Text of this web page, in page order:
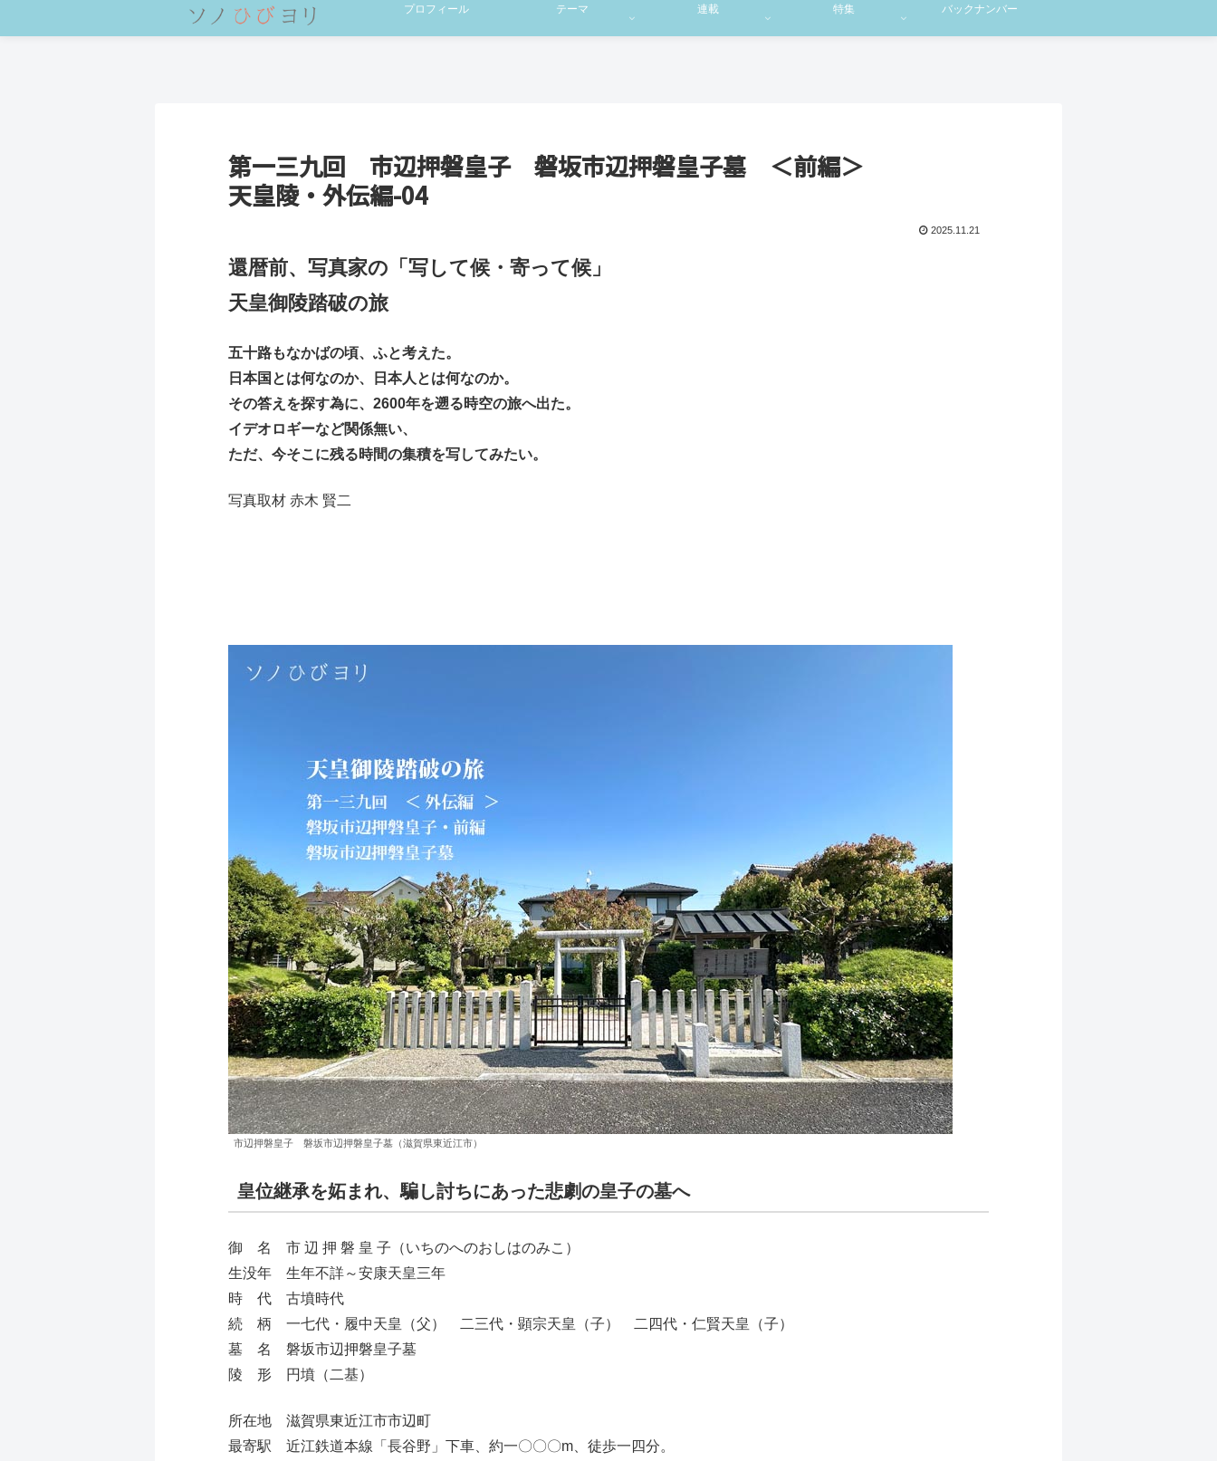
プロフィール テーマ 連載 特集 バックナンバー
第一三九回 市辺押磐皇子 磐坂市辺押磐皇子墓 ＜前編＞
天皇陵・外伝編-04
2025.11.21
還暦前、写真家の「写して候・寄って候」
天皇御陵踏破の旅
五十路もなかばの頃、ふと考えた。
日本国とは何なのか、日本人とは何なのか。
その答えを探す為に、2600年を遡る時空の旅へ出た。
イデオロギーなど関係無い、
ただ、今そこに残る時間の集積を写してみたい。
写真取材 赤木 賢二
市辺押磐皇子 磐坂市辺押磐皇子墓（滋賀県東近江市）
皇位継承を妬まれ、騙し討ちにあった悲劇の皇子の墓へ
御 名 市 辺 押 磐 皇 子（いちのへのおしはのみこ）
生没年 生年不詳～安康天皇三年
時 代 古墳時代
続 柄 一七代・履中天皇（父） 二三代・顕宗天皇（子） 二四代・仁賢天皇（子）
墓 名 磐坂市辺押磐皇子墓
陵 形 円墳（二基）
所在地 滋賀県東近江市市辺町
最寄駅 近江鉄道本線「長谷野」下車、約一〇〇〇m、徒歩一四分。